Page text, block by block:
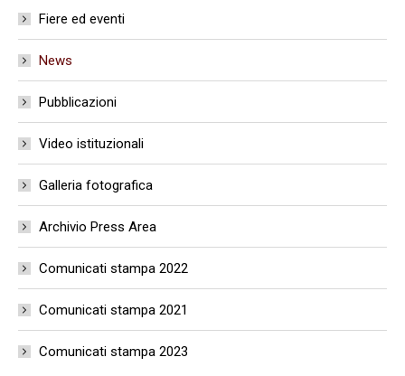
Fiere ed eventi
News
Pubblicazioni
Video istituzionali
Galleria fotografica
Archivio Press Area
Comunicati stampa 2022
Comunicati stampa 2021
Comunicati stampa 2023